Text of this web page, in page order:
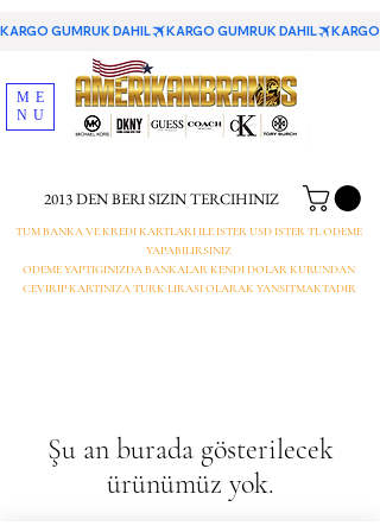
KARGO GUMRUK DAHIL
2013 DEN BERI SIZIN TERCIHINIZ
TUM BANKA VE KREDI KARTLARI ILE ISTER USD ISTER TL ODEME
YAPABILIRSINIZ
ODEME YAPTIGINIZDA BANKALAR KENDI DOLAR KURUNDAN
CEVIRIP KARTINIZA TURK LIRASI OLARAK YANSITMAKTADIR
ME
NU
Şu an burada gösterilecek
ürünümüz yok.